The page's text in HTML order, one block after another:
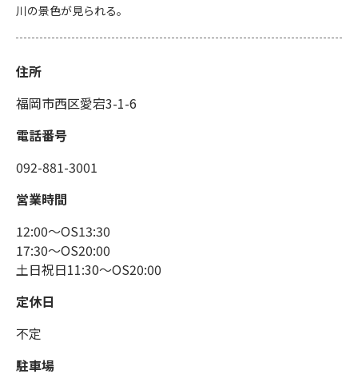
川の景色が見られる。
住所
福岡市西区愛宕3-1-6
電話番号
092-881-3001
営業時間
12:00～OS13:30
17:30～OS20:00
土日祝日11:30～OS20:00
定休日
不定
駐車場